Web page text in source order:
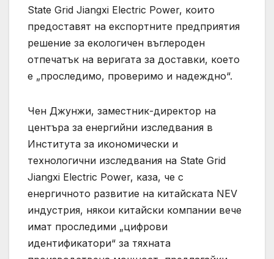
State Grid Jiangxi Electric Power, които
предоставят на експортните предприятия
решение за екологичен въглероден
отпечатък на веригата за доставки, което
е „проследимо, проверимо и надеждно“.
Чен Джунжи, заместник-директор на
центъра за енергийни изследвания в
Института за икономически и
технологични изследвания на State Grid
Jiangxi Electric Power, каза, че с
енергичното развитие на китайската NEV
индустрия, някои китайски компании вече
имат проследими „цифрови
идентификатори“ за тяхната